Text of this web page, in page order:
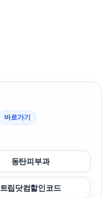
바로가기
동탄피부과
트립닷컴할인코드